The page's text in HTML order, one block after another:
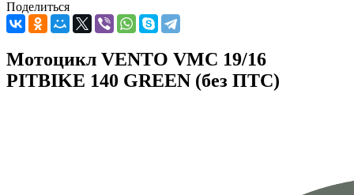
Поделиться
Мотоцикл VENTO VMC 19/16
PITBIKE 140 GREEN (без ПТС)